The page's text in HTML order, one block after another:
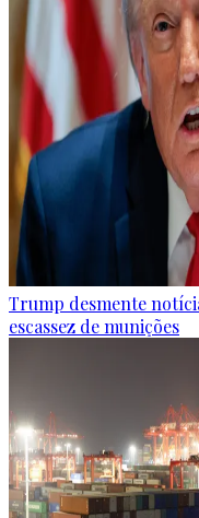
Trump desmente
escassez de munições